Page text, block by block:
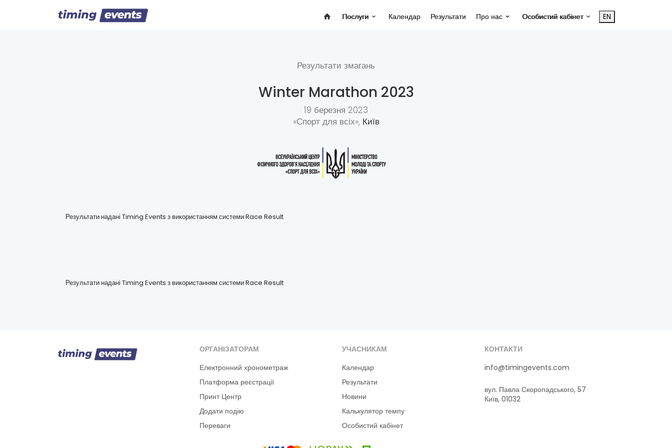
Послуги Календар Результати Про нас Особистий кабінет EN
Результати змагань
Winter Marathon 2023
19 березня 2023
«Спорт для всіх», Київ
Результати надані Timing Events з використанням системи Race Result
Результати надані Timing Events з використанням системи Race Result
ОРГАНІЗАТОРАМ
Електронний хронометраж
Платформа реєстрації
Принт Центр
Додати подію
Переваги
УЧАСНИКАМ
Календар
Результати
Новини
Калькулятор темпу
Особистий кабінет
КОНТАКТИ
info@timingevents.com
вул. Павла Скоропадського, 57
Київ, 01032